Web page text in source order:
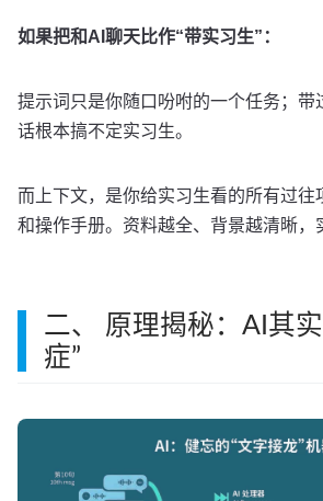
如果把和AI聊天比作“带实习生”：
提示词只是你随口吩咐的一个任务；带
话根本搞不定实习生。
而上下文，是你给实习生看的所有过往
和操作手册。资料越全、背景越清晰，
二、 原理揭秘：AI其
症”